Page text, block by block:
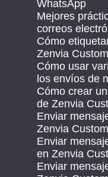
WhatsApp
Mejores
correos
Cómo
Zenvia
Cómo usar
los envíos de
Cómo crear
de Zenvia
Enviar
Zenvia
Enviar
en Zenvia
Enviar